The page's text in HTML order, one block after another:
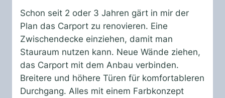
Schon seit 2 oder 3 Jahren gärt in mir der
Plan das Carport zu renovieren. Eine
Zwischendecke einziehen, damit man
Stauraum nutzen kann. Neue Wände ziehen,
das Carport mit dem Anbau verbinden.
Breitere und höhere Türen für komfortableren
Durchgang. Alles mit einem Farbkonzept